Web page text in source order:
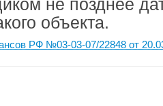
не позднее
объекта.
РФ №03-03-07/22848 от